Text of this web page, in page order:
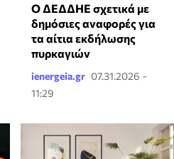
Ο ΔΕΔΔΗΕ σχετικά με
δημόσιες αναφορές για
τα αίτια εκδήλωσης
πυρκαγιών
ienergeia.gr 07.31.2026 -
11:29